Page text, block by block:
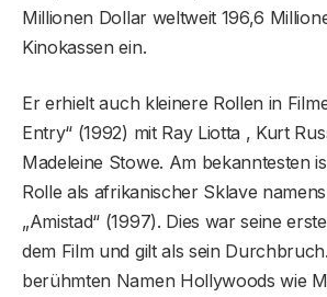
Millionen Dollar weltweit 196,6
Kinokassen ein.
Er erhielt auch kleinere Rollen in
Entry“ (1992) mit Ray Liotta , Kurt
Madeleine Stowe. Am bekanntesten
Rolle als afrikanischer Sklave
„Amistad“ (1997). Dies war seine
dem Film und gilt als sein
berühmten Namen Hollywoods wie